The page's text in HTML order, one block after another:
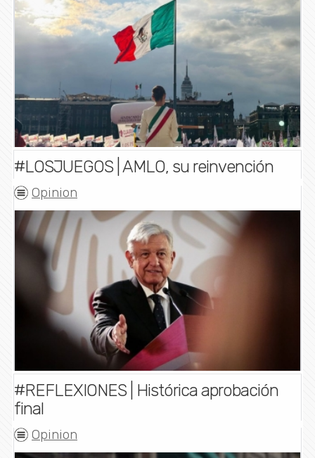
#LOSJUEGOS | AMLO, su reinvención
Opinion
#REFLEXIONES | Histórica aprobación
final
Opinion